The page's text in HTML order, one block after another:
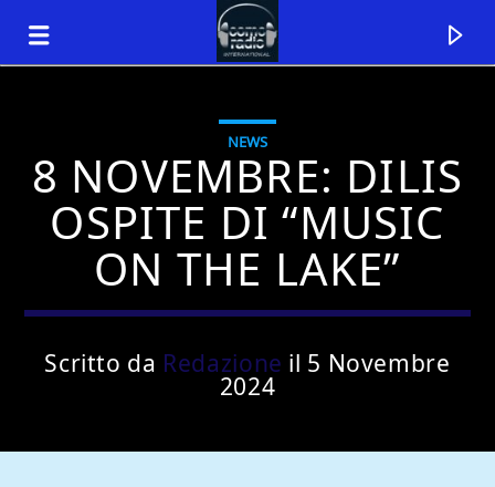
Titolo
NEWS
8 NOVEMBRE: DILIS
OSPITE DI “MUSIC
ON THE LAKE”
Scritto da Redazione il 5 Novembre
2024